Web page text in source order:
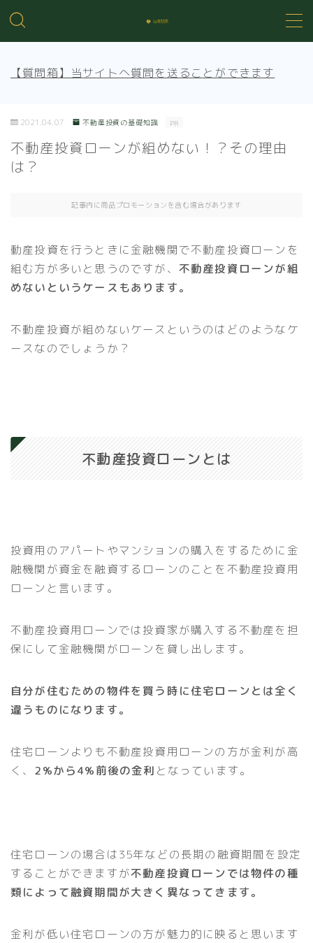
売買知識
賃貸トラブル
【質問箱】当サイトへ質問を送ることができます
2021.04.07 不動産投資の基礎知識 PR
不動産投資ローンが組めない！？その理由
は？
記事内に商品プロモーションを含む場合があります
動産投資を行うときに金融機関で不動産投資ローンを
組む方が多いと思うのですが、 不動産投資ローンが組
めないというケースもあります。
不動産投資が組めないケースというのはどのようなケ
ースなのでしょうか？
不動産投資ローンとは
投資用のアパートやマンションの購入をするために金
融機関が資金を融資するローンのことを不動産投資用
ローンと言います。
不動産投資用ローンでは投資家が購入する不動産を担
保にして金融機関がローンを貸し出します。
自分が住むための物件を買う時に住宅ローンとは全く
違うものになります。
住宅ローンよりも不動産投資用ローンの方が金利が高
く、 2%から4%前後の金利 となっています。
住宅ローンの場合は35年などの長期の融資期間を設定
することができますが不動産投資ローンでは物件の種
類によって融資期間が大きく異なってきます。
金利が低い住宅ローンの方が魅力的に映ると思います